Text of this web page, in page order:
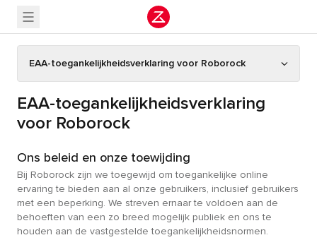
EAA-toegankelijkheidsverklaring voor Roborock
EAA-toegankelijkheidsverklaring
voor Roborock
Ons beleid en onze toewijding
Bij Roborock zijn we toegewijd om toegankelijke online
ervaring te bieden aan al onze gebruikers, inclusief gebruikers
met een beperking. We streven ernaar te voldoen aan de
behoeften van een zo breed mogelijk publiek en ons te
houden aan de vastgestelde toegankelijkheidsnormen.